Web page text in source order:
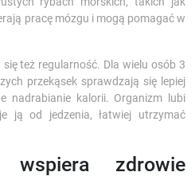
pracę mózgu i mogą pomagać w
też regularność. Dla wielu osób 3
przekąsek sprawdzają się lepiej
nadrabianie kalorii. Organizm lubi
ją od jedzenia, łatwiej utrzymać
wspiera zdrowie